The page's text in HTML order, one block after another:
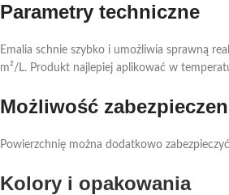
Parametry techniczne
Emalia schnie szybko i umożliwia sprawną
m²/L. Produkt najlepiej aplikować w
Możliwość
Powierzchnię można dodatkowo
Kolory i opakowania